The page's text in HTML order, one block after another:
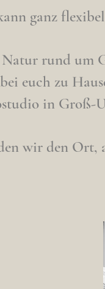
ganz
rund um
euch zu
in Groß-
wir den